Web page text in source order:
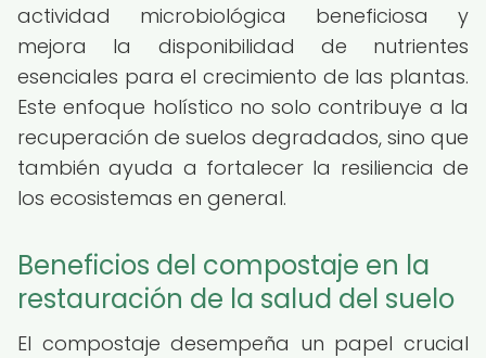
actividad microbiológica beneficiosa y
mejora la disponibilidad de nutrientes
esenciales para el crecimiento de las plantas.
Este enfoque holístico no solo contribuye a la
recuperación de suelos degradados, sino que
también ayuda a fortalecer la resiliencia de
los ecosistemas en general.
Beneficios del compostaje en la
restauración de la salud del suelo
El compostaje desempeña un papel crucial